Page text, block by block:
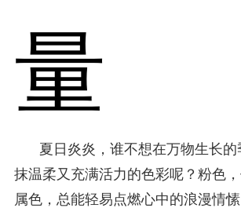
量
夏日炎炎，谁不想在万物生长
抹温柔又充满活力的色彩呢？粉色
属色，总能轻易点燃心中的浪漫情